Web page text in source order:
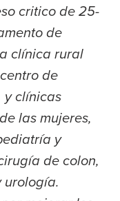
critico de 25-
de
clínica rural
de
y clínicas
las mujeres,
y
de colon,
urología.